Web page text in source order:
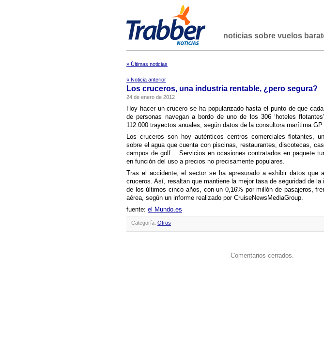
noticias sobre vuelos
» Últimas noticias
« Noticia anterior
Los cruceros, una industria rentable, ¿pero segura?
24 de enero de 2012
Hoy hacer un crucero se ha popularizado hasta el punto de que
de personas navegan a bordo de uno de los 306 ‘hoteles
112.000 trayectos anuales, según datos de la consultora marí­tima GP
Los cruceros son hoy auténticos centros comerciales flotantes,
sobre el agua que cuenta con piscinas, restaurantes, discotecas,
campos de golf… Servicios en ocasiones contratados en paquete
en función del uso a precios no precisamente populares.
Tras el accidente, el sector se ha apresurado a exhibir datos que
cruceros. Así­, resaltan que mantiene la mejor tasa de seguridad de la
de los últimos cinco años, con un 0,16% por millón de pasajeros,
aérea, según un informe realizado por CruiseNewsMediaGroup.
fuente: el Mundo.es
Categoría: Otros
Comentarios cerrados.